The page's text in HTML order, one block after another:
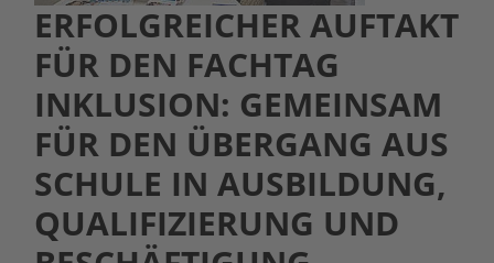
ERFOLGREICHER AUFTAKT
FÜR DEN FACHTAG
INKLUSION: GEMEINSAM
FÜR DEN ÜBERGANG AUS
SCHULE IN AUSBILDUNG,
QUALIFIZIERUNG UND